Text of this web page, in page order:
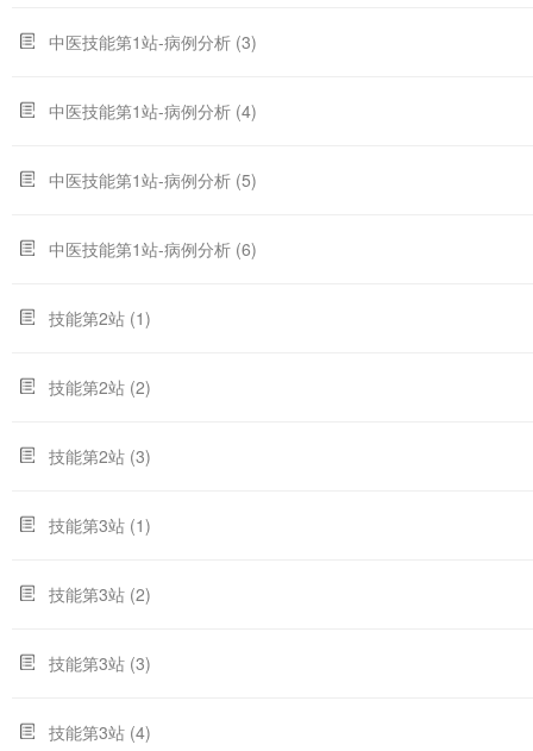
中医技能第1站-病例分析 (3)
中医技能第1站-病例分析 (4)
中医技能第1站-病例分析 (5)
中医技能第1站-病例分析 (6)
技能第2站 (1)
技能第2站 (2)
技能第2站 (3)
技能第3站 (1)
技能第3站 (2)
技能第3站 (3)
技能第3站 (4)